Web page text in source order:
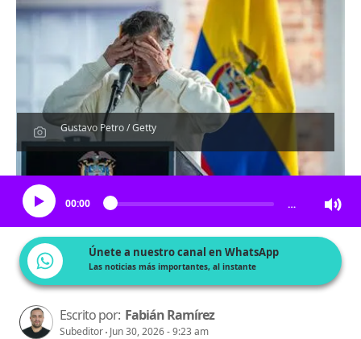
Gustavo Petro / Getty
Escucha el artículo
00:00 …
Únete a nuestro canal en WhatsApp
Las noticias más importantes, al instante
Escrito por: Fabián Ramírez
Subeditor Jun 30, 2026 - 9:23 am